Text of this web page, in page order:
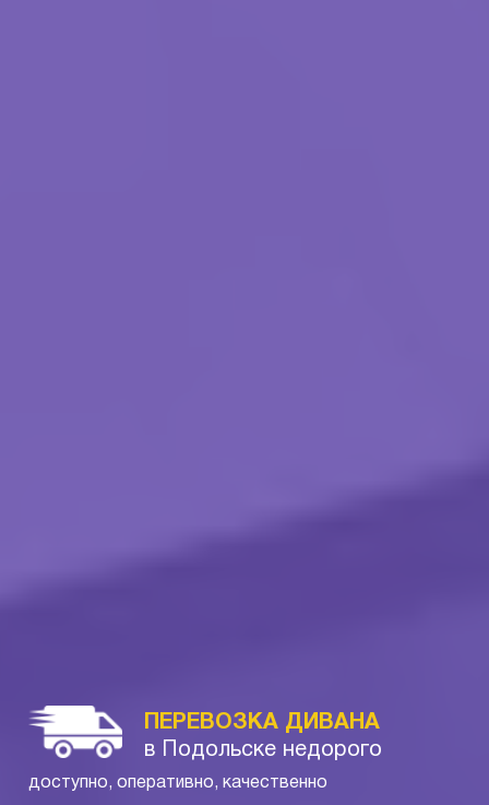
ПЕРЕВОЗКА ДИВАНА
в Подольске недорого
доступно, оперативно, качественно